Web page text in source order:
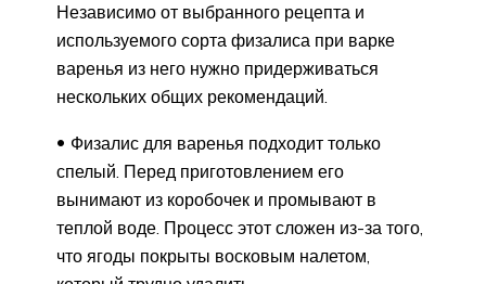
Независимо от выбранного рецепта и
используемого сорта физалиса при варке
варенья из него нужно придерживаться
нескольких общих рекомендаций.
Физалис для варенья подходит только
спелый. Перед приготовлением его
вынимают из коробочек и промывают в
теплой воде. Процесс этот сложен из-за того,
что ягоды покрыты восковым налетом,